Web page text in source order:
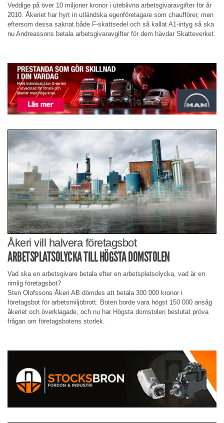
Veddige på över 10 miljoner kronor i uteblivna arbetsgivaravgifter för år
2010. Åkeriet har hyrt in utländska egenföretagare som chaufförer, men
eftersom dessa saknat både F-skattsedel och så kallat A1-intyg så ska
nu Andreassons betala arbetsgivaravgifter för dem hävdar Skatteverket.
Åkeri vill halvera företagsbot
ARBETSPLATSOLYCKA TILL HÖGSTA DOMSTOLEN
Vad ska en arbetsgivare betala efter en arbetsplatsolycka, vad är en
rimlig företagsbot?
Sten Olofssons Åkeri AB dömdes att betala 300 000 kronor i
företagsbot för arbetsmiljöbrott. Boten borde vara högst 150 000 ansåg
åkeriet och överklagade, och nu har Högsta domstolen beslutat pröva
frågan om företagsbotens storlek.